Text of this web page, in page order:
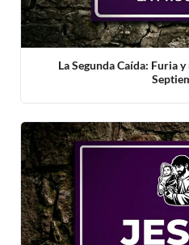
La Segunda Caída: Furia